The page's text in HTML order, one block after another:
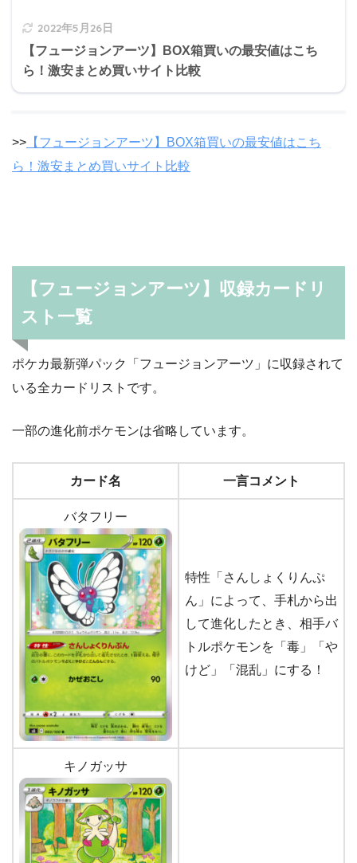
2022年5月26日
【フュージョンアーツ】BOX箱買いの最安値はこち
ら！激安まとめ買いサイト比較
>> 【フュージョンアーツ】BOX箱買いの最安値はこち
ら！激安まとめ買いサイト比較
【フュージョンアーツ】収録カードリ
スト一覧
ポケカ最新弾パック「フュージョンアーツ」に収録されて
いる全カードリストです。
一部の進化前ポケモンは省略しています。
カード名 一言コメント
バタフリー
特性「さんしょくりんぷ
ん」によって、手札から出
して進化したとき、相手バ
トルポケモンを「毒」「や
けど」「混乱」にする！
キノガッサ